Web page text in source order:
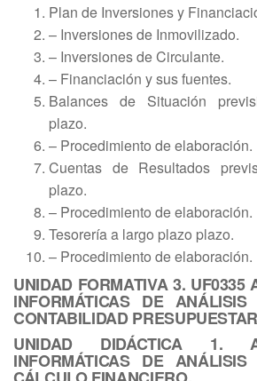
Plan de Inversiones y
– Inversiones de Inmovilizado.
– Inversiones de Circulante.
– Financiación y sus fuentes.
Balances de Situación
plazo.
– Procedimiento de elaboración.
Cuentas de Resultados
plazo.
– Procedimiento de elaboración.
Tesorería a largo plazo plazo.
– Procedimiento de elaboración.
UNIDAD FORMATIVA 3. UF0335
INFORMÁTICAS DE
CONTABILIDAD
UNIDAD DIDÁCTICA 1.
INFORMÁTICAS DE